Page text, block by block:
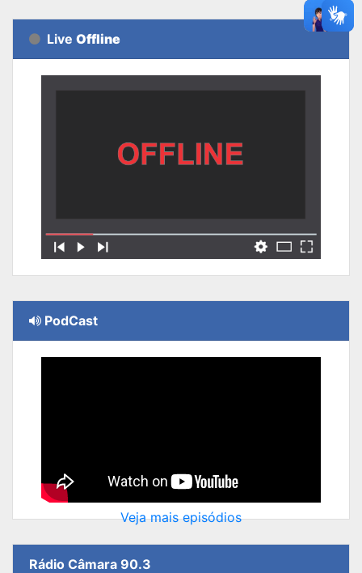
Live Offline
PodCast
Veja mais episódios
Rádio Câmara 90.3